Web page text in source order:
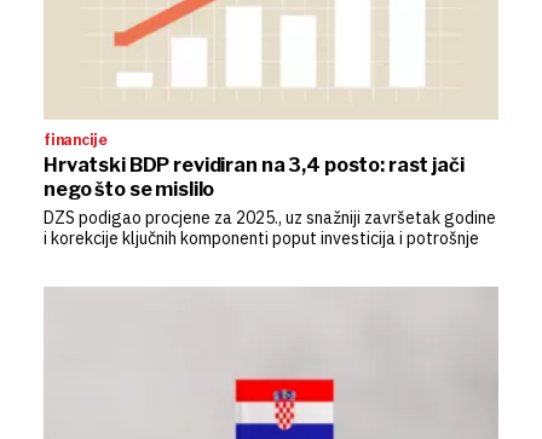
financije
Hrvatski BDP revidiran na 3,4 posto: rast jači
nego što se mislilo
DZS podigao procjene za 2025., uz snažniji završetak godine
i korekcije ključnih komponenti poput investicija i potrošnje